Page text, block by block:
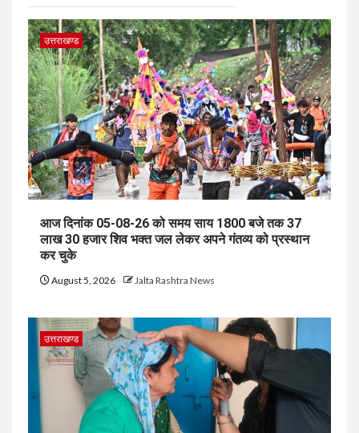
उत्तराखण्ड
आज दिनांक 05-08-26 को समय साय 1800 बजे तक 37
लाख 30 हजार शिव भक्त जल लेकर अपने गंतव्य को प्रस्थान
कर चुके
August 5, 2026 Jalta Rashtra News
उत्तराखण्ड